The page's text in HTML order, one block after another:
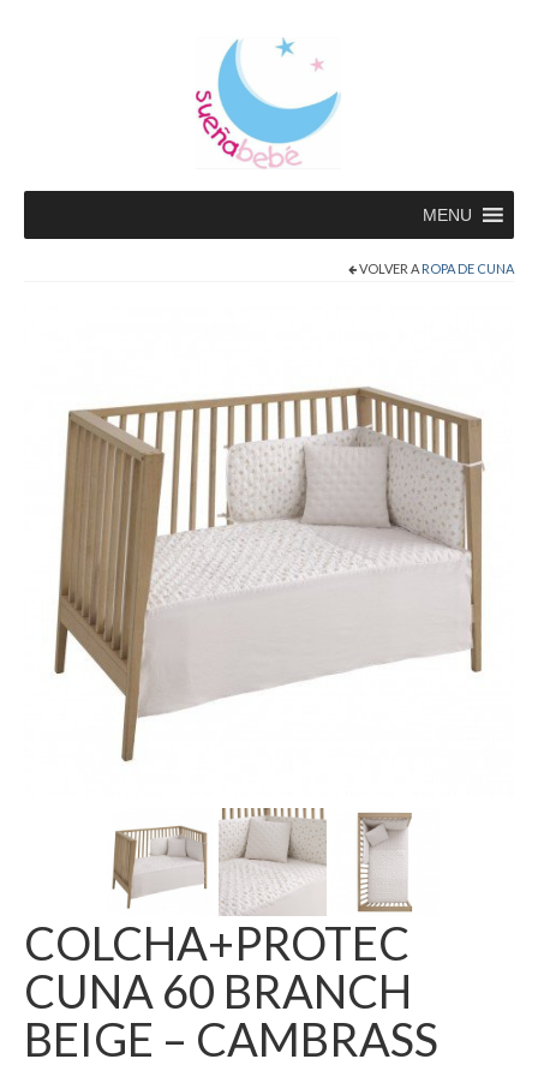
MENU
VOLVER A ROPA DE CUNA
COLCHA+PROTEC
CUNA 60 BRANCH
BEIGE – CAMBRASS